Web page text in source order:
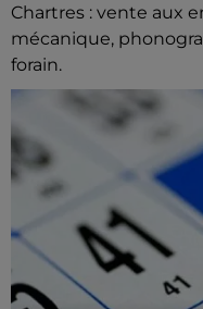
Chartres : vente aux
mécanique,
forain.